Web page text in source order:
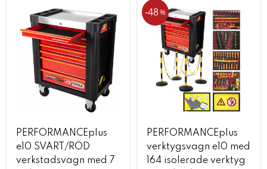
PERFORMANCEplus
e10 SVART/RÖD
verkstadsvagn med 7
PERFORMANCEplus
verktygsvagn e10 med
164 isolerade verktyg
48%